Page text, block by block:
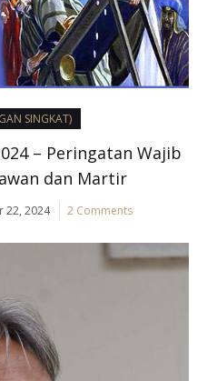
SINGKAT)
– Peringatan Wajib
dan Martir
22, 2024 2 Comments